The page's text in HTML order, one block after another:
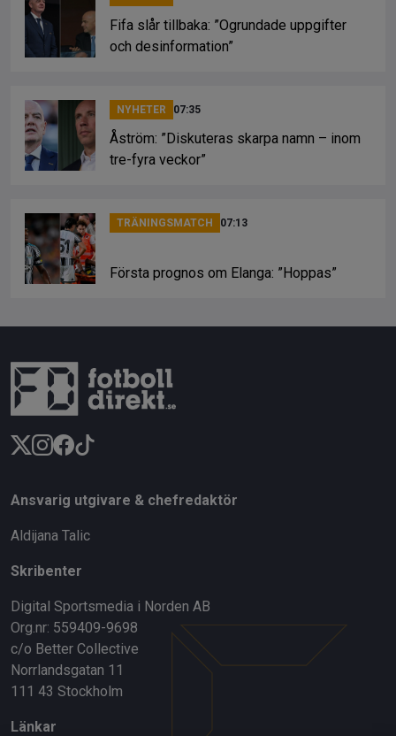
Fifa slår tillbaka: ”Ogrundade uppgifter
och desinformation”
NYHETER 07:35
Åström: ”Diskuteras skarpa namn – inom
tre-fyra veckor”
TRÄNINGSMATCH 07:13
Första prognos om Elanga: ”Hoppas”
Ansvarig utgivare & chefredaktör
Aldijana Talic
Skribenter
Digital Sportsmedia i Norden AB
Org.nr: 559409-9698
c/o Better Collective
Norrlandsgatan 11
111 43 Stockholm
Länkar